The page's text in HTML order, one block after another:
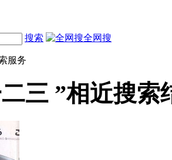
搜索 全网搜
服务
三 ”相近搜索